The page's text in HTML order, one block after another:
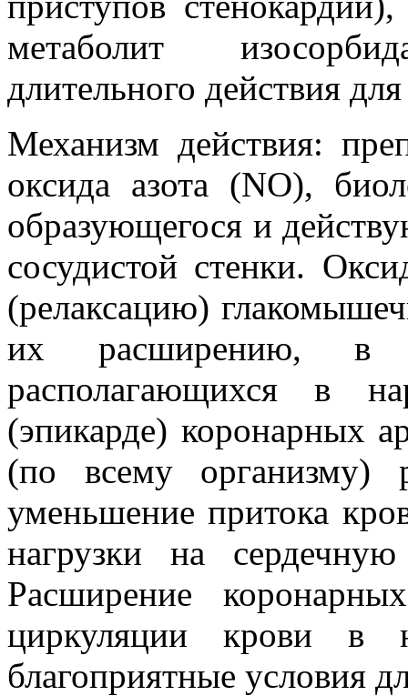
метаболит
длительного действия
Механизм действия:
оксида азота (NO),
образующегося и
сосудистой стенки.
(релаксацию)
их расширению,
располагающихся в
(эпикарде) коронарных
(по всему организму)
уменьшение притока
нагрузки на
Расширение
циркуляции крови в
благоприятные условия